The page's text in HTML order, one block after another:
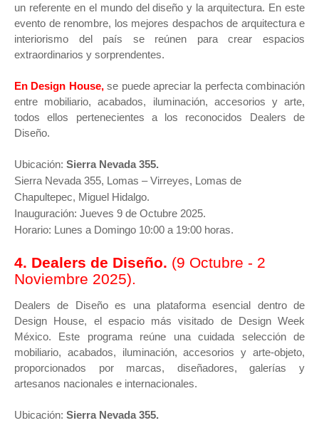
un referente en el mundo del diseño y la arquitectura. En este
evento de renombre, los mejores despachos de arquitectura e
interiorismo del país se reúnen para crear espacios
extraordinarios y sorprendentes.
En Design House,se puede apreciar la perfecta combinación
entre mobiliario, acabados, iluminación, accesorios y arte,
todos ellos pertenecientes a los reconocidos Dealers de
Diseño.
Ubicación: Sierra Nevada 355.
Sierra Nevada 355, Lomas – Virreyes, Lomas de
Chapultepec, Miguel Hidalgo.
Inauguración: Jueves 9 de Octubre 2025.
Horario: Lunes a Domingo 10:00 a 19:00 horas.
4. Dealers de Diseño. (9 Octubre - 2
Noviembre 2025).
Dealers de Diseño es una plataforma esencial dentro de
Design House, el espacio más visitado de Design Week
México. Este programa reúne una cuidada selección de
mobiliario, acabados, iluminación, accesorios y arte-objeto,
proporcionados por marcas, diseñadores, galerías y
artesanos nacionales e internacionales.
Ubicación: Sierra Nevada 355.